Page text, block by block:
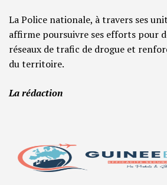
La Police nationale, à travers ses
affirme poursuivre ses efforts pour
réseaux de trafic de drogue et
du territoire.
La rédaction